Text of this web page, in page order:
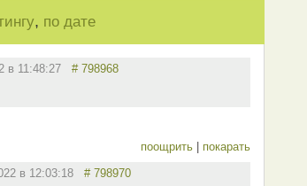
, по дате
в 11:48:27 # 798968
поощрить покарать
в 12:03:18 # 798970